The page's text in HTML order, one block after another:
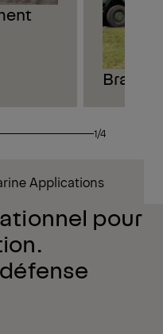
Bras
1/4
Applications
pour